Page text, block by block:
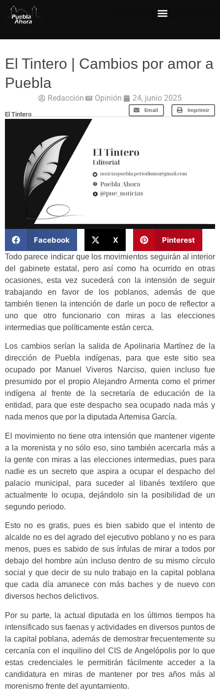
El Tintero | Cambios por amor a
Puebla
Redacción Opinión 24, junio 2025
Email Imprimir
El Tintero
Facebook X Pinterest
Todo parece indicar que los movimientos seguirán al interior
del gabinete estatal, pero así como ha ocurrido en otras
ocasiones, esta vez sucederá con la intensión de seguir
trabajando en favor de los poblanos, además de que
también tienen la intención de darle un poco de reflector a
uno que otro funcionario con miras a las elecciones
intermedias que políticamente están cerca.
Los cambios serían la salida de Apolinaria Martínez de la
dirección de Puebla indígenas, para que este sitio sea
ocupado por Manuel Viveros Narciso, quien incluso fue
presumido por el propio Alejandro Armenta como el primer
indígena al frente de la secretaría de educación de la
entidad, para que este despacho sea ocupado nada más y
nada menos que por la diputada Artemisa García.
El movimiento no tiene otra intensión que mantener vigente
a la morenista y no sólo eso, sino también acercarla más a
la gente con miras a las elecciones intermedias, pues para
nadie es un secreto que aspira a ocupar el despacho del
palacio municipal, para suceder al libanés textilero que
actualmente lo ocupa, dejándolo sin la posibilidad de un
segundo periodo.
Esto no es gratis, pues es bien sabido que el intento de
alcalde no es del agrado del ejecutivo poblano y no es para
menos, pues es sabido de sus ínfulas de mirar a todos por
debajo del hombre aún incluso dentro de su mismo círculo
social y que decir de su nulo trabajo en la capital poblana
que cada día amanece con más baches y de nuevo con
diversos hechos delictivos.
Por su parte, la actual diputada en los últimos tiempos ha
intensificado sus faenas y actividades en diversos puntos de
la capital poblana, además de demostrar frecuentemente su
cercanía con el inquilino del CIS de Angelópolis por lo que
estas credenciales le permitirán fácilmente acceder a la
candidatura en miras de mantener por tres años más al
morenismo frente del ayuntamiento.